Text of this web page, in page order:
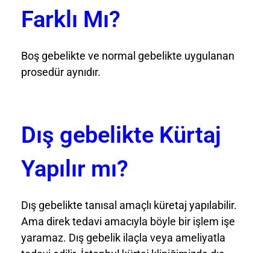
Farklı Mı?
Boş gebelikte ve normal gebelikte uygulanan
prosedür aynıdır.
Dış gebelikte Kürtaj
Yapılır mı?
Dış gebelikte tanısal amaçlı küretaj yapılabilir.
Ama direk tedavi amacıyla böyle bir işlem işe
yaramaz. Dış gebelik ilaçla veya ameliyatla